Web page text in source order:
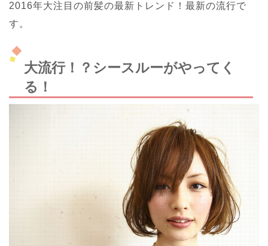
2016年大注目の前髪の最新トレンド！最新の流行で
す。
大流行！？シースルーがやってく
る！